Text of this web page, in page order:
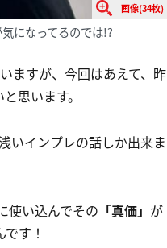
画像(34枚)
になってるのでは!?
ますが、今回はあえて、昨
思います。
いインプレの話しか出来ま
使い込んでその 「真価」 が
す！